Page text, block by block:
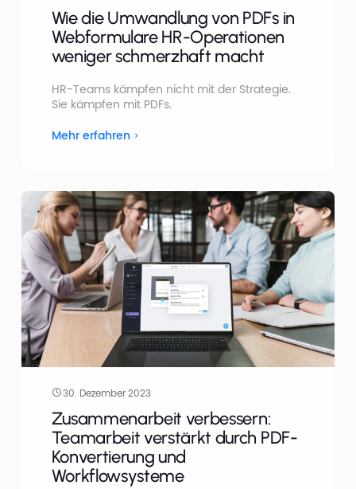
Wie die Umwandlung von PDFs in
Webformulare HR-Operationen
weniger schmerzhaft macht
HR-Teams kämpfen nicht mit der Strategie.
Sie kämpfen mit PDFs.
Mehr erfahren
30. Dezember 2023
Zusammenarbeit verbessern:
Teamarbeit verstärkt durch PDF-
Konvertierung und
Workflowsysteme